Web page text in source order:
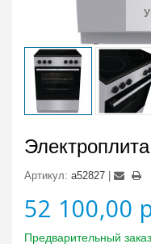
Электроплита
Артикул: a52827
52 100,00
Предварительный заказ